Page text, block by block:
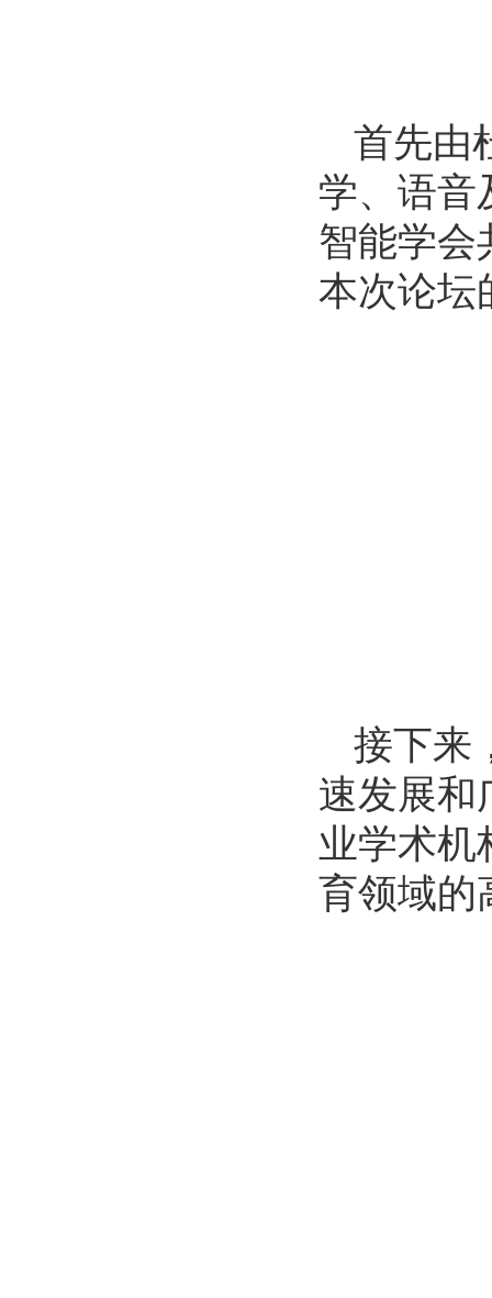
首先由
学、语音
智能学会
本次论坛
接下来
速发展和
业学术机
育领域的